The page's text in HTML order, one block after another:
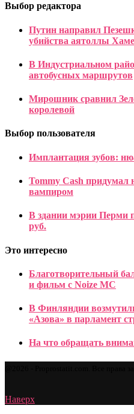
Выбор редактора
Путин направил
убийства аятоллы
В Индустриальном
автобусных маршрутов
Мирошник сравнил
королевой
Выбор пользователя
Имплантация зубов:
Tommy Cash
вампиром
В здании мэрии Перми
руб.
Это интересно
Благотворительный
и фильм с Noize MC
В Финляндии
«Азова» в парламент
На что обращать
Наверх